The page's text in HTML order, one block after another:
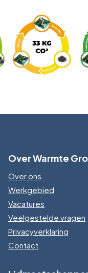
Over Warmte
Over ons
Werkgebied
Vacatures
Veelgestelde vragen
Privacyverklaring
Contact